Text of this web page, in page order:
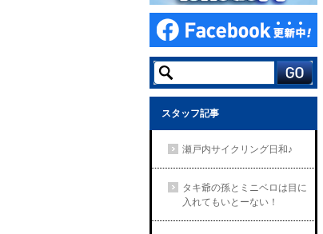
スタッフ記事
瀬戸内サイクリング日和♪
タキ爺の孫とミニベロは目に
入れてもいとーない！